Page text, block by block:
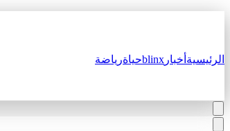
الرئيسية أخبار blinxحياةرياضة